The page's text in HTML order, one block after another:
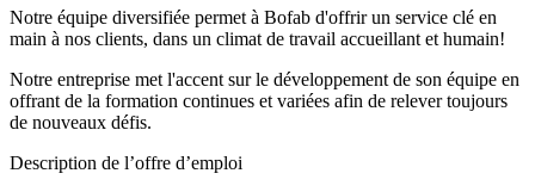
Notre équipe diversifiée permet à Bofab d'offrir un service clé en
main à nos clients, dans un climat de travail accueillant et humain!
Notre entreprise met l'accent sur le développement de son équipe en
offrant de la formation continues et variées afin de relever toujours
de nouveaux défis.
Description de l’offre d’emploi